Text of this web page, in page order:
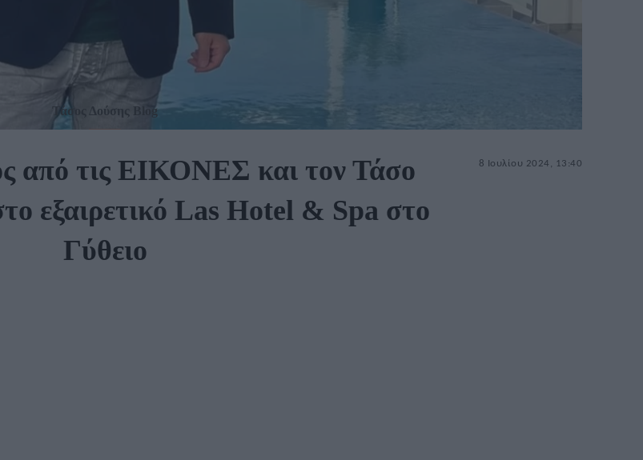
Τάσος Δούσης Blog
από τις ΕΙΚΟΝΕΣ και τον Τάσο
εξαιρετικό Las Hotel & Spa στο
Γύθειο
8 Ιουλίου 2024, 13:40